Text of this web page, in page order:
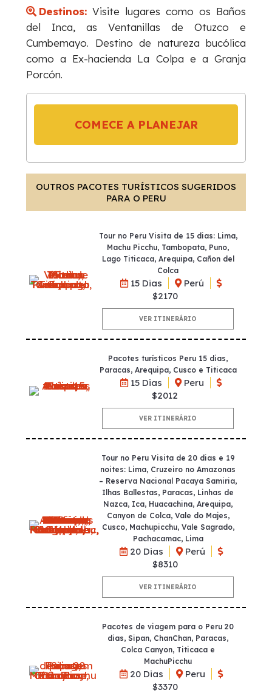
Destinos: Visite lugares como os Baños
del Inca, as Ventanillas de Otuzco e
Cumbemayo. Destino de natureza bucólica
como a Ex-hacienda La Colpa e a Granja
Porcón.
COMECE A PLANEJAR
OUTROS PACOTES TURÍSTICOS SUGERIDOS
PARA O PERU
Tour no Peru Visita de 15 dias: Lima,
Machu Picchu, Tambopata, Puno,
Lago Titicaca, Arequipa, Cañon del
Colca
15 Dias
Perú
$2170
VER ITINERÁRIO
Pacotes turísticos Peru 15 dias,
Paracas, Arequipa, Cusco e Titicaca
15 Dias
Peru
$2012
VER ITINERÁRIO
Tour no Peru Visita de 20 dias e 19
noites: Lima, Cruzeiro no Amazonas
– Reserva Nacional Pacaya Samiria,
Ilhas Ballestas, Paracas, Linhas de
Nazca, Ica, Huacachina, Arequipa,
Canyon de Colca, Vale do Majes,
Cusco, Machupicchu, Vale Sagrado,
Pachacamac, Lima
20 Dias
Perú
$8310
VER ITINERÁRIO
Pacotes de viagem para o Peru 20
dias, Sipan, ChanChan, Paracas,
Colca Canyon, Titicaca e
MachuPicchu
20 Dias
Peru
$3370